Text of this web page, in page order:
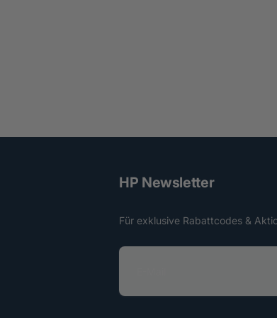
HP Newsletter
Für exklusive Rabattcodes &
E